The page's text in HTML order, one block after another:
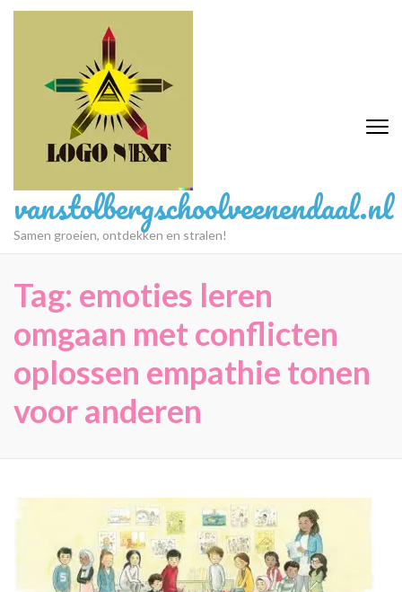
Ga
vanstolbergschoolveenendaal.nl
Samen groeien, ontdekken en stralen!
Tag: emoties leren
omgaan met conflicten
oplossen empathie tonen
voor anderen